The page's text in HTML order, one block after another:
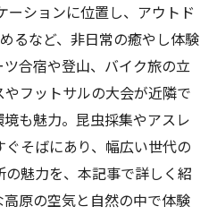
ションに位置し、アウトド
るなど、非日常の癒やし体験
合宿や登山、バイク旅の立
フットサルの大会が近隣で
も魅力。昆虫採集やアスレ
そばにあり、幅広い世代の
魅力を、本記事で詳しく紹
原の空気と自然の中で体験